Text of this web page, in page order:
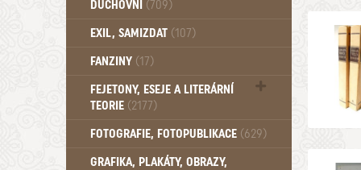
DUCHOVNÍ (709)
Okultismus (110)
EXIL, SAMIZDAT (107)
FANZINY (17)
FEJETONY, ESEJE A LITERÁRNÍ
TEORIE (2177)
Citáty, aforismy, snáře, přísloví,
FOTOGRAFIE, FOTOPUBLIKACE (629)
GRAFIKA, PLAKÁTY, OBRAZY,